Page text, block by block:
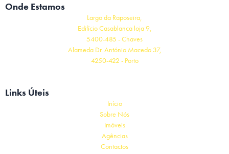
Onde Estamos
Largo da Raposeira,
Edifício Casablanca loja 9,
5400-485 - Chaves
Alameda Dr. António Macedo 37,
4250-422 - Porto
Links Úteis
Início
Sobre Nós
Imóveis
Agências
Contactos